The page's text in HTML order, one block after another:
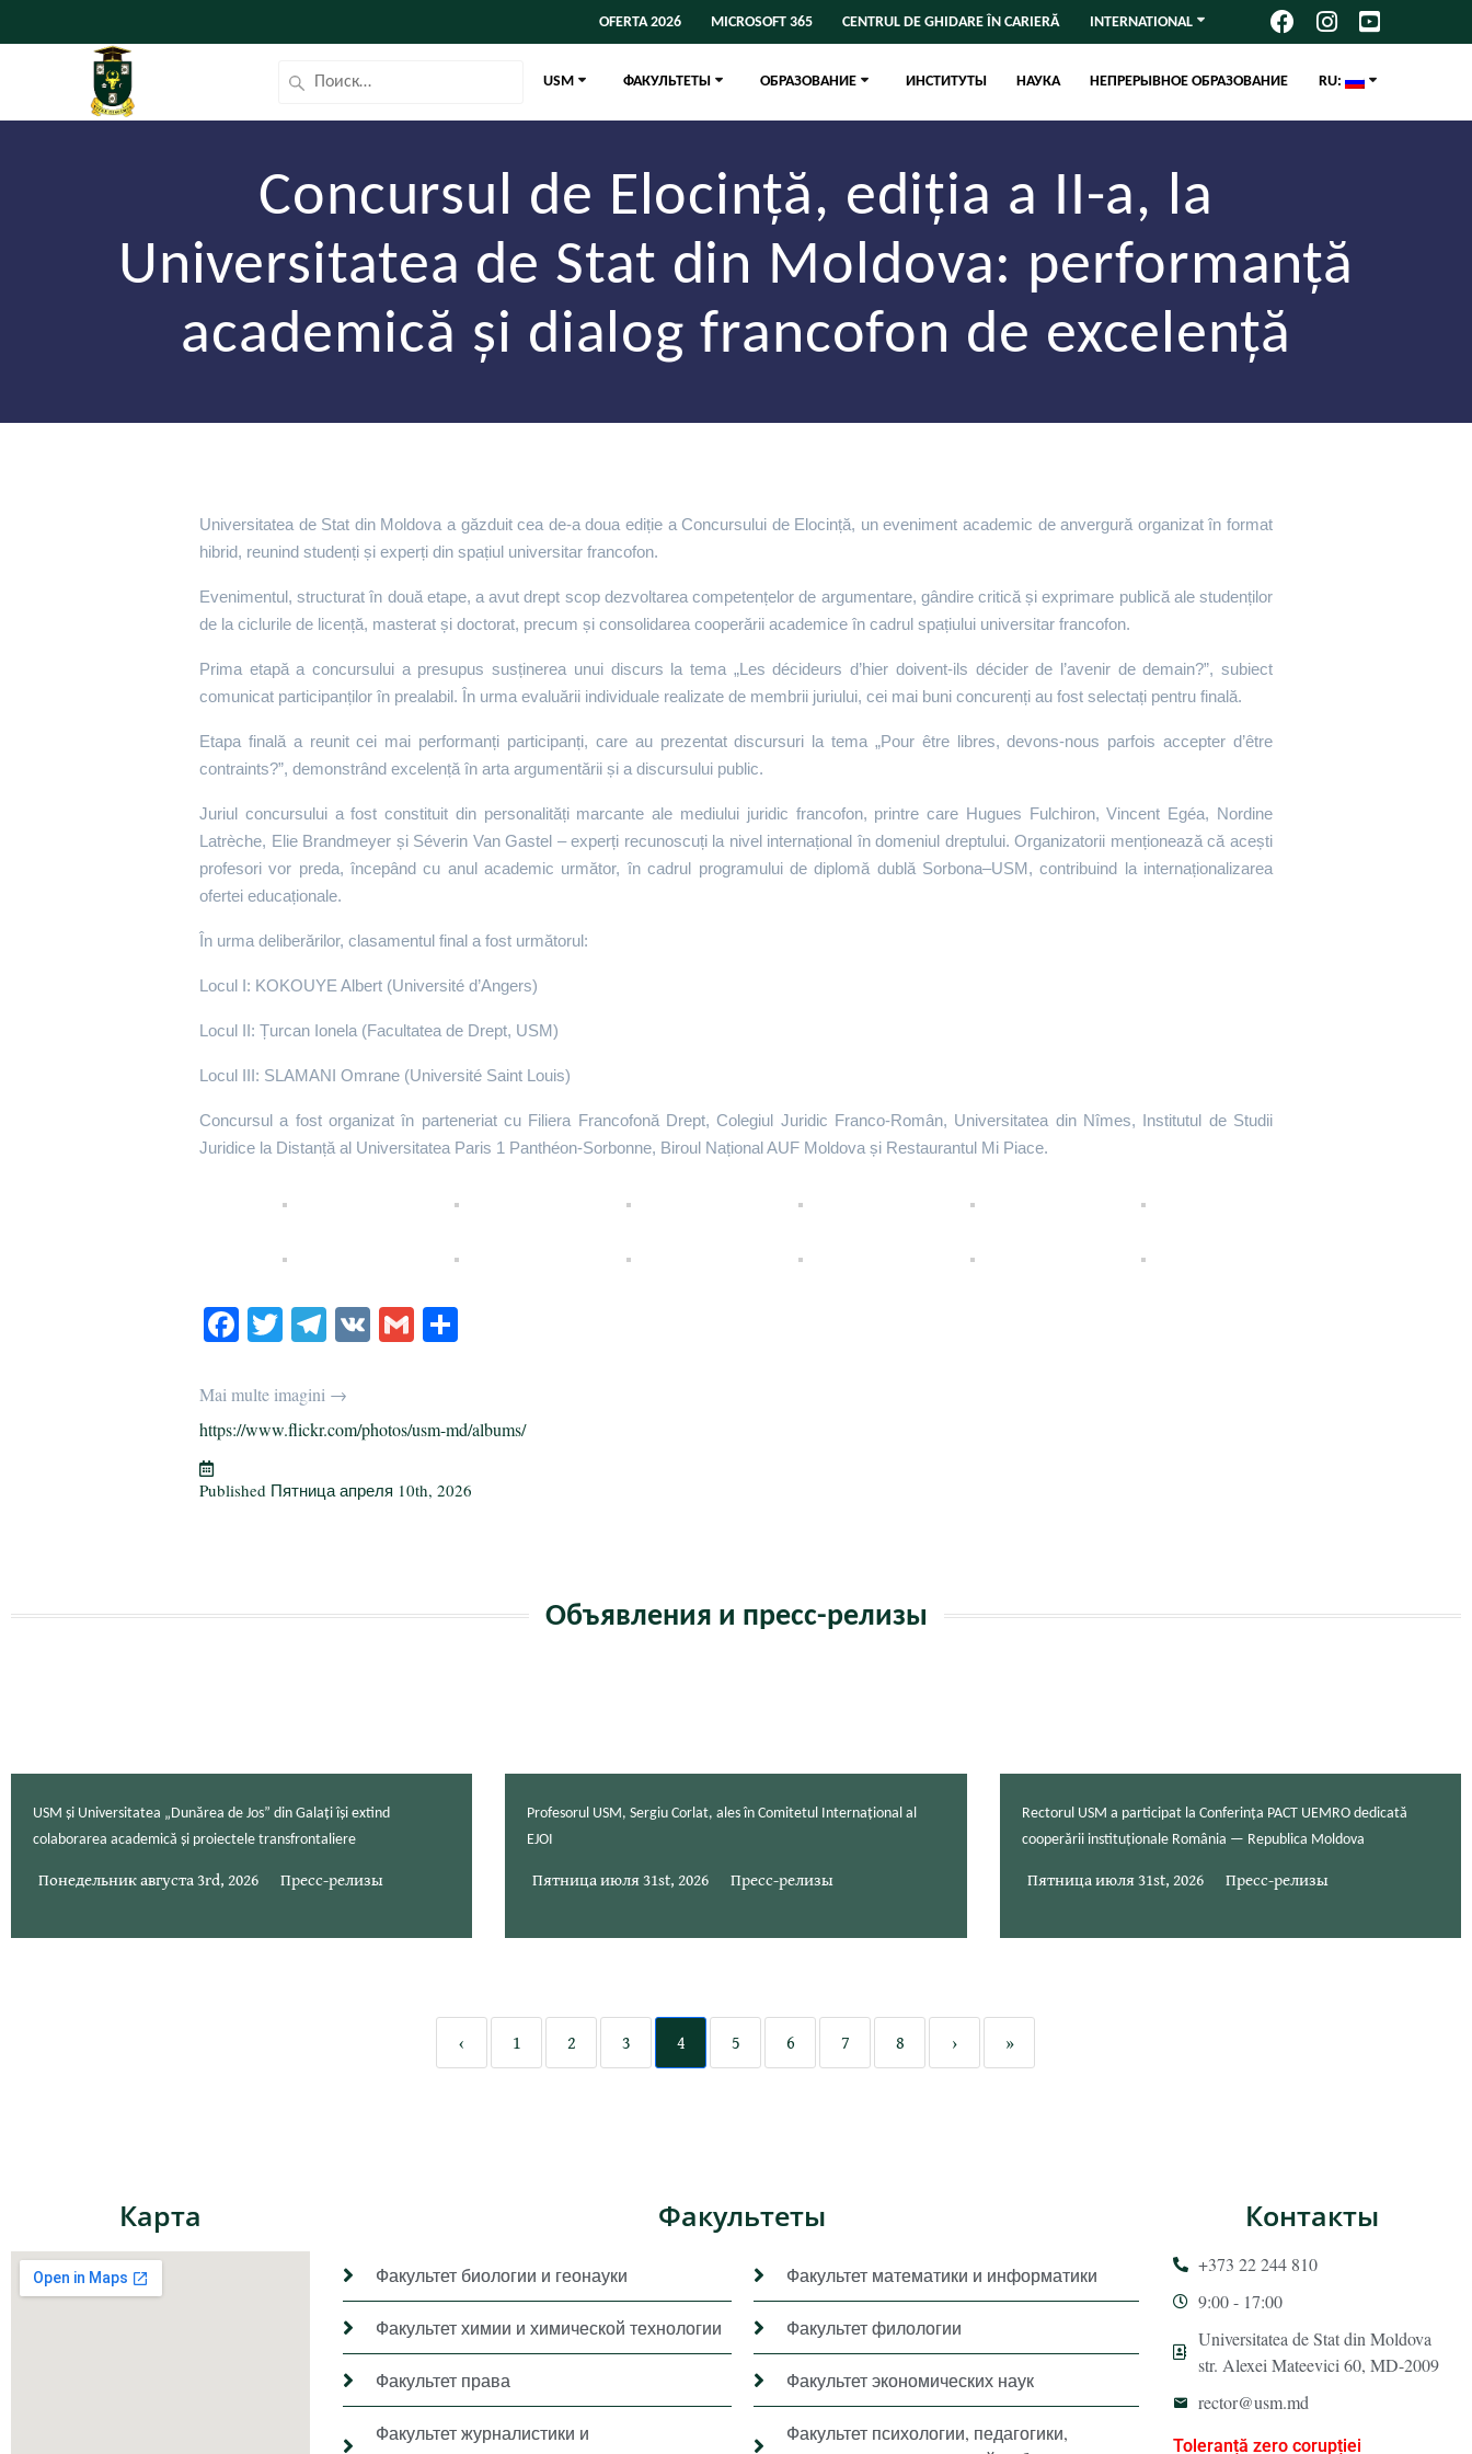
OFERTA 2026 MICROSOFT 365 CENTRUL DE GHIDARE ÎN CARIERĂ INTERNATIONAL
USM ФАКУЛЬТЕТЫ ОБРАЗОВАНИЕ ИНСТИТУТЫ НАУКА НЕПРЕРЫВНОЕ ОБРАЗОВАНИЕ RU:
Concursul de Elocință, ediția a II-a, la
Universitatea de Stat din Moldova: performanță
academică și dialog francofon de excelență
Universitatea de Stat din Moldova a găzduit cea de-a doua ediție a Concursului de Elocință, un eveniment academic de anvergură organizat în format
hibrid, reunind studenți și experți din spațiul universitar francofon.
Evenimentul, structurat în două etape, a avut drept scop dezvoltarea competențelor de argumentare, gândire critică și exprimare publică ale studenților
de la ciclurile de licență, masterat și doctorat, precum și consolidarea cooperării academice în cadrul spațiului universitar francofon.
Prima etapă a concursului a presupus susținerea unui discurs la tema „Les décideurs d’hier doivent-ils décider de l’avenir de demain?”, subiect
comunicat participanților în prealabil. În urma evaluării individuale realizate de membrii juriului, cei mai buni concurenți au fost selectați pentru finală.
Etapa finală a reunit cei mai performanți participanți, care au prezentat discursuri la tema „Pour être libres, devons-nous parfois accepter d’être
contraints?”, demonstrând excelență în arta argumentării și a discursului public.
Juriul concursului a fost constituit din personalități marcante ale mediului juridic francofon, printre care Hugues Fulchiron, Vincent Egéa, Nordine
Latrèche, Elie Brandmeyer și Séverin Van Gastel – experți recunoscuți la nivel internațional în domeniul dreptului. Organizatorii menționează că acești
profesori vor preda, începând cu anul academic următor, în cadrul programului de diplomă dublă Sorbona–USM, contribuind la internaționalizarea
ofertei educaționale.
În urma deliberărilor, clasamentul final a fost următorul:
Locul I: KOKOUYE Albert (Université d’Angers)
Locul II: Țurcan Ionela (Facultatea de Drept, USM)
Locul III: SLAMANI Omrane (Université Saint Louis)
Concursul a fost organizat în parteneriat cu Filiera Francofonă Drept, Colegiul Juridic Franco-Român, Universitatea din Nîmes, Institutul de Studii
Juridice la Distanță al Universitatea Paris 1 Panthéon-Sorbonne, Biroul Național AUF Moldova și Restaurantul Mi Piace.
Fa
bo
ok
T
tte
r
Te
gr
a
V G
а
и
Mai multe imagini →
https://www.flickr.com/photos/usm-md/albums/
Published Пятница апреля 10th, 2026
Объявления и пресс-релизы
USM și Universitatea „Dunărea de Jos” din Galați își extind
colaborarea academică și proiectele transfrontaliere
Понедельник августа 3rd, 2026 Пресс-релизы
Profesorul USM, Sergiu Corlat, ales în Comitetul Internațional al
EJOI
Пятница июля 31st, 2026 Пресс-релизы
Rectorul USM a participat la Conferința PACT UEMRO dedicată
cooperării instituționale România — Republica Moldova
Пятница июля 31st, 2026 Пресс-релизы
‹ 1 2 3 4 5 6 7 8 › »
Карта Факультеты
Факультет биологии и геонауки
Факультет химии и химической технологии
Факультет права
Факультет журналистики и
Факультет математики и информатики
Факультет филологии
Факультет экономических наук
Факультет психологии, педагогики,
Контакты
+373 22 244 810
9:00 - 17:00
Universitatea de Stat din Moldova
str. Alexei Mateevici 60, MD-2009
rector@usm.md
Toleranță zero corupției